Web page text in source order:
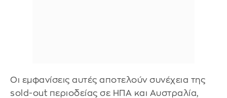
Οι εμφανίσεις αυτές αποτελούν συνέχεια της
sold-out περιοδείας σε ΗΠΑ και Αυστραλία,